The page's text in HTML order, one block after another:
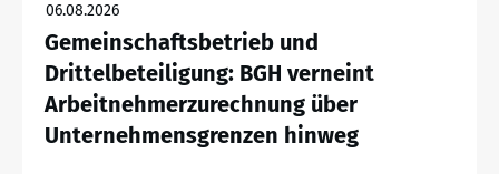
06.08.2026
Gemeinschaftsbetrieb und
Drittelbeteiligung: BGH verneint
Arbeitnehmerzurechnung über
Unternehmensgrenzen hinweg